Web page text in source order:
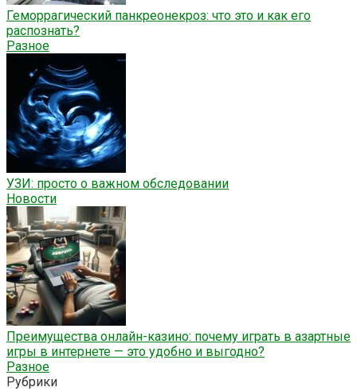
Геморрагический панкреонекроз: что это и как его
распознать?
Разное
УЗИ: просто о важном обследовании
Новости
Преимущества онлайн-казино: почему играть в азартные
игры в интернете — это удобно и выгодно?
Разное
Рубрики